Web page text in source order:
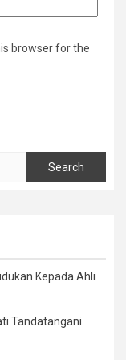
browser for the
Kepada Ahli
Tandatangani